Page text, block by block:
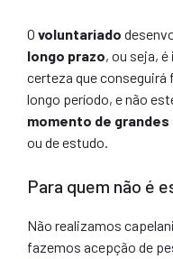
O voluntariado
longo prazo, ou seja,
certeza que
longo período, e não
momento de grandes
ou de estudo.
Para quem não é
Não realizamos
fazemos acepção de